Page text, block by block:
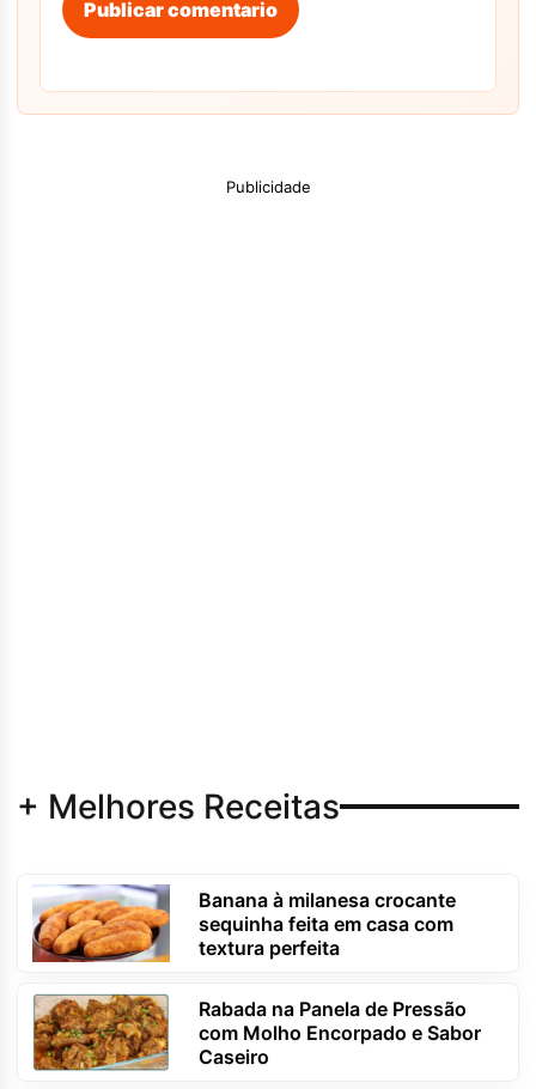
Publicar comentario
Publicidade
+ Melhores Receitas
Banana à milanesa crocante
sequinha feita em casa com
textura perfeita
Rabada na Panela de Pressão
com Molho Encorpado e Sabor
Caseiro